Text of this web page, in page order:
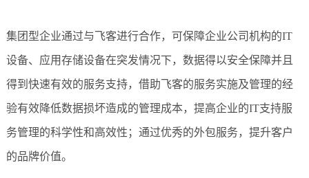
集团型企业通过与飞客进行合作，可保障企业公司机构的IT
设备、应用存储设备在突发情况下，数据得以安全保障并且
得到快速有效的服务支持，借助飞客的服务实施及管理的经
验有效降低数据损坏造成的管理成本，提高企业的IT支持服
务管理的科学性和高效性；通过优秀的外包服务，提升客户
的品牌价值。